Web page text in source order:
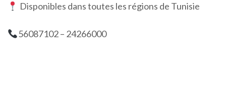
Disponibles dans toutes les régions de Tunisie
56087102 – 24266000